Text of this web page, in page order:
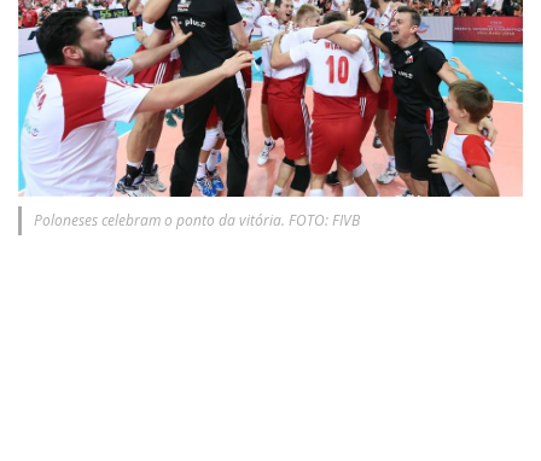
Poloneses celebram o ponto da vitória. FOTO: FIVB